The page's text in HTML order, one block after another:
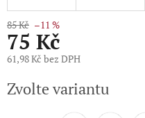
85 Kč –11 %
75 Kč
61,98 Kč bez DPH
cena:
Zvolte variantu